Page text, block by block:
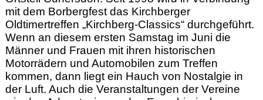
mit dem Borbergfest das Kirchberger
Oldtimertreffen „Kirchberg-Classics“ durchgeführt.
Wenn an diesem ersten Samstag im Juni die
Männer und Frauen mit ihren historischen
Motorrädern und Automobilen zum Treffen
kommen, dann liegt ein Hauch von Nostalgie in
der Luft. Auch die Veranstaltungen der Vereine